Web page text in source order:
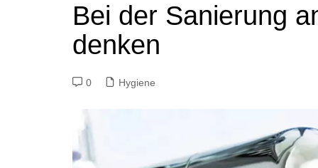
Materialien
Bei der Sanierung
denken
0 Hygiene